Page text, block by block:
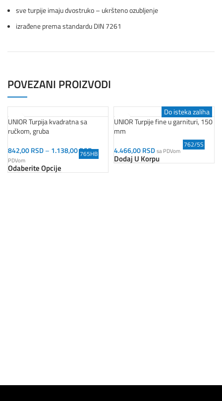
sve turpije imaju dvostruko – ukršteno ozubljenje
izrađene prema standardu DIN 7261
POVEZANI PROIZVODI
UNIOR Turpija kvadratna sa
ručkom, gruba
842,00RSD– 1.138,00RSDsa
PDVom
Odaberite Opcije
765HB
Do isteka zaliha
UNIOR Turpije fine u garnituri, 150
mm
4.466,00RSDsa PDVom
Dodaj U Korpu
762/5S